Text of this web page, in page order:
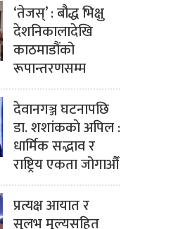
‘तेजस्’ : बौद्ध भिक्षु
देशनिकालादेखि
काठमाडौंको
रूपान्तरणसम्म
देवानगञ्ज घटनापछि
डा. शशांककाे अपिल :
धार्मिक सद्भाव र
राष्ट्रिय एकता जोगाऔँ
प्रत्यक्ष आयात र
सुलभ मूल्यसहित